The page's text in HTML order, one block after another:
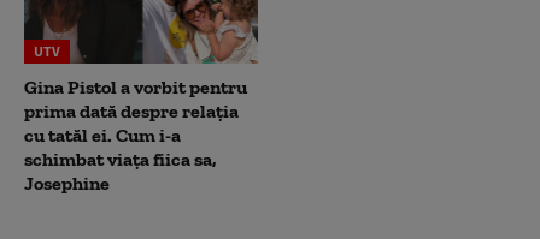
UTV
Gina Pistol a vorbit pentru
prima dată despre relația
cu tatăl ei. Cum i-a
schimbat viața fiica sa,
Josephine